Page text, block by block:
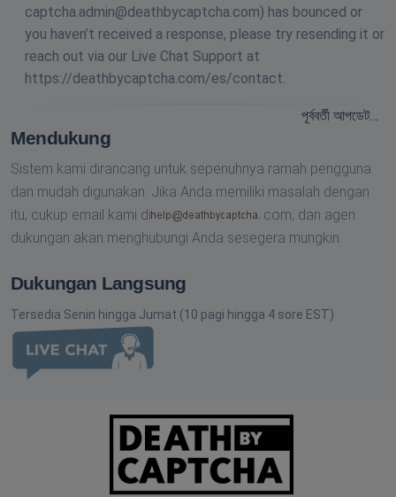
captcha.admin@deathbycaptcha.com) has bounced or
you haven’t received a response, please try resending it or
reach out via our Live Chat Support at
https://deathbycaptcha.com/es/contact.
পূর্ববর্তী আপডেট…
Mendukung
Sistem kami dirancang untuk sepenuhnya ramah pengguna
dan mudah digunakan. Jika Anda memiliki masalah dengan
itu, cukup email kami di
com, dan agen
dukungan akan menghubungi Anda sesegera mungkin.
Dukungan Langsung
Tersedia Senin hingga Jumat (10 pagi hingga 4 sore EST)